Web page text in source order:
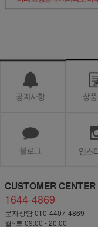
CUSTOMER CENTER
1644-4869
문자상담 010-4407-4869
월~토 09:00 - 20:00